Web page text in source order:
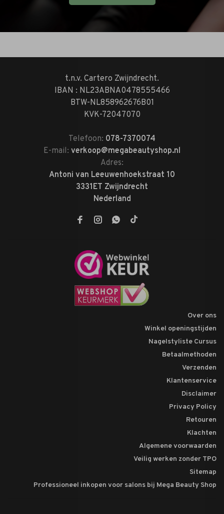
t.n.v. Cartero Zwijndrecht.
IBAN : NL23ABNA0478555466
BTW-NL858962676B01
KVK-72047070
Telefoon: 078-7370074
E-mail: verkoop@megabeautyshop.nl
Adres:
Antoni van Leeuwenhoekstraat 10
3331ET Zwijndrecht
Nederland
Over ons
Winkel openingstijden
Nagelstyliste Cursus
Betaalmethoden
Verzenden
Klantenservice
Disclaimer
Privacy Policy
Retouren
Klachten
Algemene voorwaarden
Veilig werken zonder TPO
Sitemap
Professioneel inkopen voor salons bij Mega Beauty Shop